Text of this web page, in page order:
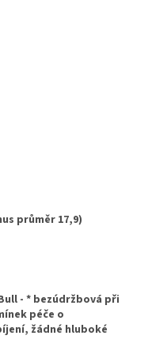
průměr 17,9)
- * bezúdržbová při
péče o
žádné hluboké